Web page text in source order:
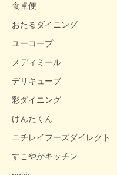
食卓便
おたるダイニング
ユーコープ
メディミール
デリキューブ
彩ダイニング
けんたくん
ニチレイフーズダイレクト
すこやかキッチン